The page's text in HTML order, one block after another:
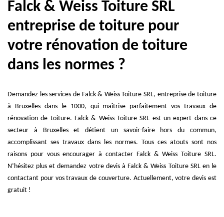
Falck & Weiss Toiture SRL
entreprise de toiture pour
votre rénovation de toiture
dans les normes ?
Demandez les services de Falck & Weiss Toiture SRL, entreprise de toiture
à Bruxelles dans le 1000, qui maîtrise parfaitement vos travaux de
rénovation de toiture. Falck & Weiss Toiture SRL est un expert dans ce
secteur à Bruxelles et détient un savoir-faire hors du commun,
accomplissant ses travaux dans les normes. Tous ces atouts sont nos
raisons pour vous encourager à contacter Falck & Weiss Toiture SRL.
N’hésitez plus et demandez votre devis à Falck & Weiss Toiture SRL en le
contactant pour vos travaux de couverture. Actuellement, votre devis est
gratuit !